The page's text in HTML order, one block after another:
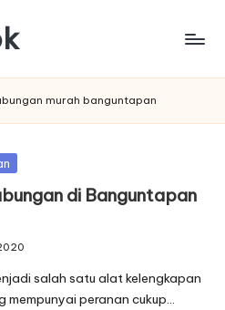
murah banguntapan
di Banguntapan
salah satu alat kelengkapan
mempunyai peranan cukup…